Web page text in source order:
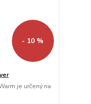
- 10 %
je určený na